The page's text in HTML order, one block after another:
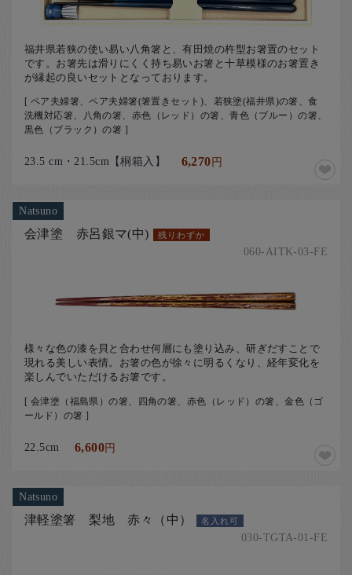
福井県若狭の使い易い八角箸と、有田焼の杵型お箸置のセット
です。お箸先は滑りにくく持ち易いお箸と十草模様のお箸置き
が縁起の良いセットとなっております。
[ ペア夫婦箸、ペア夫婦箸(箸置きセット)、若狭塗(福井県)の箸、食
洗機対応箸、八角の箸、赤色（レッド）の箸、青色（ブルー）の箸、
黒色（ブラック）の箸 ]
23.5 cm・21.5cm【桐箱入】 6,270円
Natsuno
会津塗 赤呂銀マ(中) 残りわずか
060-AITK-03-FE
様々な色の漆を貝と合わせ何層にも塗り込み、研ぎだすことで
現れる美しい表情。お箸の色が徐々に明るくなり、経年変化を
楽しんでいただけるお箸です。
[ 会津塗（福島県）の箸、四角の箸、赤色（レッド）の箸、金色（ゴ
ールド）の箸 ]
22.5cm 6,600円
Natsuno
津軽塗箸 梨地 赤々（中） 名入れ可
030-TGTA-01-FE